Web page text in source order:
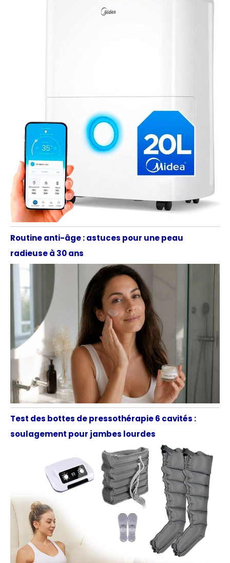
Routine anti-âge : astuces pour une peau
radieuse à 30 ans
Test des bottes de pressothérapie 6 cavités :
soulagement pour jambes lourdes